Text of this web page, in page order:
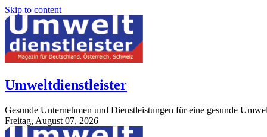
Skip to content
Umweltdienstleister
Gesunde Unternehmen und Dienstleistungen für eine gesunde
Freitag, August 07, 2026
StuttgartApotheke.com